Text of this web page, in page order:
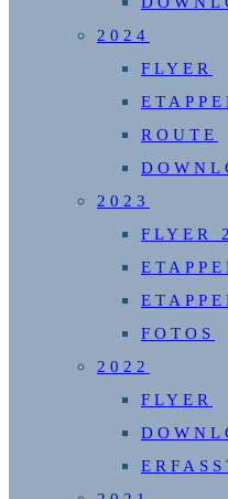
2024
FLYER
ROUTE
2023
FLYER
FOTOS
2022
FLYER